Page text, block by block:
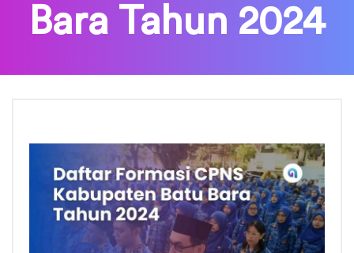
Bara Tahun 2024